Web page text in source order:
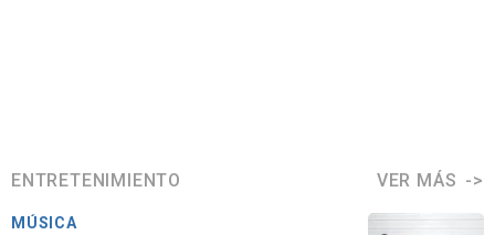
ENTRETENIMIENTO VER MÁS
MÚSICA